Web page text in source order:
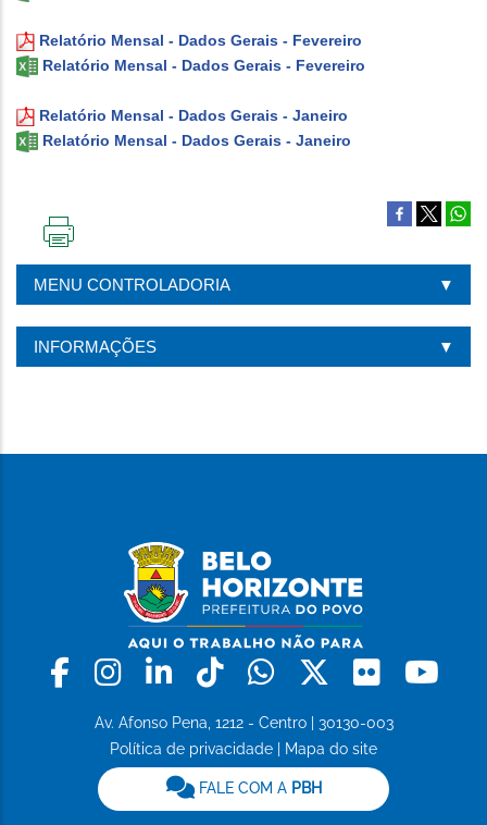
Relatório Mensal - Dados Gerais - Fevereiro
Relatório Mensal - Dados Gerais - Fevereiro
Relatório Mensal - Dados Gerais - Janeiro
Relatório Mensal - Dados Gerais - Janeiro
PÁGINA
MENU CONTROLADORIA
INFORMAÇÕES
Facebook
Instagram
LinkedinTiktokWhatsapp
X Flickr
Av. Afonso Pena, 1212 - Centro | 30130-003
Política de privacidade
Mapa do site
FALE COM A PBH